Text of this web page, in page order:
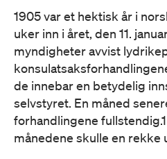
1905 var et hektisk år i
uker inn i året, den 11.
myndigheter avvist
de innebar en betydelig
selvstyret. En måned
forhandlingene
månedene skulle en rekke